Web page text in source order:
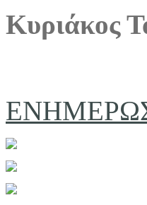
Κυριάκος